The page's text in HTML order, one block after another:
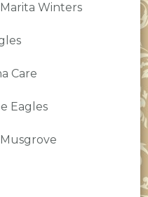
Winters
Care
Eagles